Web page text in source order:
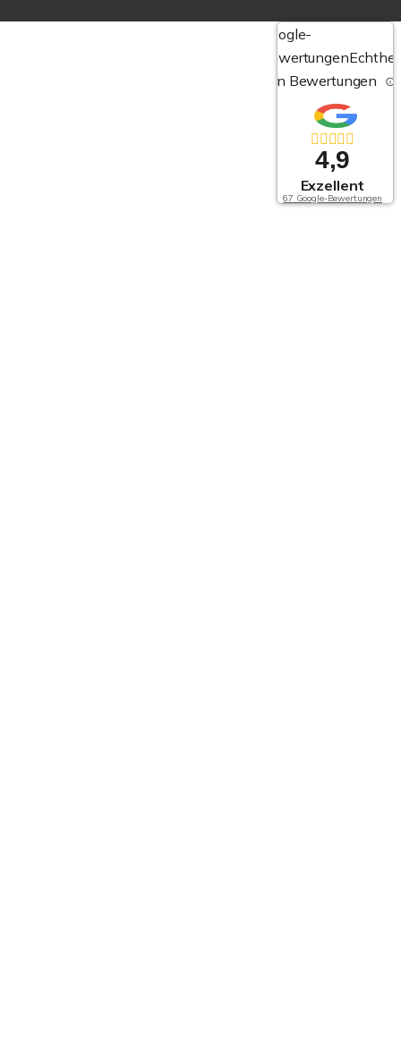
Google-
Bewertungen
von Bewertungen
4,9
Exzellent
67 Google-Bewertungen